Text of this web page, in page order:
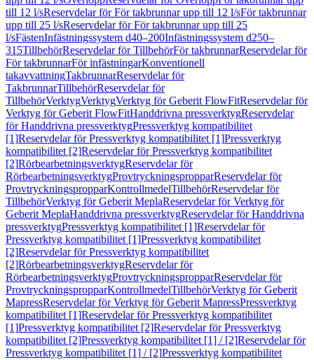
till 12 l/sReservdelar för För takbrunnar upp till 12 l/sFör takbrunnar
upp till 25 l/sReservdelar för För takbrunnar upp till 25
l/sFästenInfästningssystem d40–200Infästningssystem d250–
315TillbehörReservdelar för TillbehörFör takbrunnarReservdelar för
För takbrunnarFör infästningarKonventionell
takavvattningTakbrunnarReservdelar för
TakbrunnarTillbehörReservdelar för
TillbehörVerktygVerktygVerktyg för Geberit FlowFitReservdelar för
Verktyg för Geberit FlowFitHanddrivna pressverktygReservdelar
för Handdrivna pressverktygPressverktyg kompatibilitet
[1]Reservdelar för Pressverktyg kompatibilitet [1]Pressverktyg
kompatibilitet [2]Reservdelar för Pressverktyg kompatibilitet
[2]RörbearbetningsverktygReservdelar för
RörbearbetningsverktygProvtryckningspropparReservdelar för
ProvtryckningspropparKontrollmedelTillbehörReservdelar för
TillbehörVerktyg för Geberit MeplaReservdelar för Verktyg för
Geberit MeplaHanddrivna pressverktygReservdelar för Handdrivna
pressverktygPressverktyg kompatibilitet [1]Reservdelar för
Pressverktyg kompatibilitet [1]Pressverktyg kompatibilitet
[2]Reservdelar för Pressverktyg kompatibilitet
[2]RörbearbetningsverktygReservdelar för
RörbearbetningsverktygProvtryckningspropparReservdelar för
ProvtryckningspropparKontrollmedelTillbehörVerktyg för Geberit
MapressReservdelar för Verktyg för Geberit MapressPressverktyg
kompatibilitet [1]Reservdelar för Pressverktyg kompatibilitet
[1]Pressverktyg kompatibilitet [2]Reservdelar för Pressverktyg
kompatibilitet [2]Pressverktyg kompatibilitet [1] / [2]Reservdelar för
Pressverktyg kompatibilitet [1] / [2]Pressverktyg kompatibilitet